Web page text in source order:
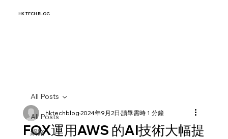
HK TECH BLOG
All Posts
網路
All Posts
FOX運用AWS 的AI技術大幅提
hktechblog2024年9月2日 讀畢需時 1 分鐘